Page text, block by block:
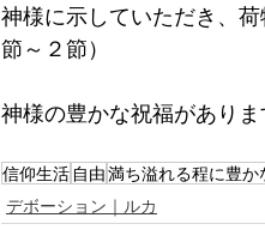
神様に示していただき、
節～２節）
神様の豊かな祝福がありま
信仰生活 自由満ち溢れる程に豊か
デボーション｜ルカ